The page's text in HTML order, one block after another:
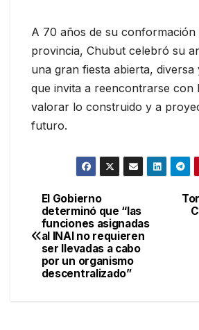
A 70 años de su conformación
provincia, Chubut celebró su
una gran fiesta abierta, diversa
que invita a reencontrarse con
valorar lo construido y a
futuro.
Navegación
de
entradas
El Gobierno
determinó que “las
funciones asignadas
al INAI no requieren
ser llevadas a cabo
por un organismo
descentralizado”